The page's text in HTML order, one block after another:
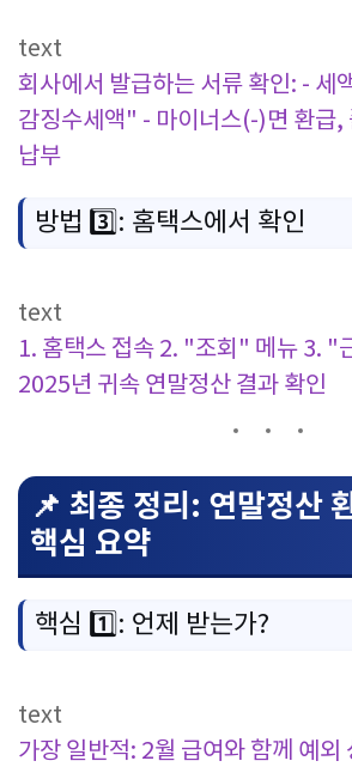
text
회사에서 발급하는 서류 확인: - 세
감징수세액" - 마이너스(-)면 환급
납부
방법 3️⃣: 홈택스에서 확인
text
1. 홈택스 접속 2. "조회" 메뉴 3. "
2025년 귀속 연말정산 결과 확인
📌 최종 정리: 연말정산
핵심 요약
핵심 1️⃣: 언제 받는가?
text
가장 일반적: 2월 급여와 함께 예외